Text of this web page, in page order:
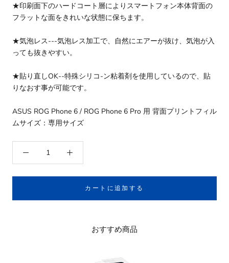
★印刷面下のハードコート層によりスマートフォン本体背面の
フラットな面をきれいな状態に保ちます。
★気泡レス---気泡レス加工で、自然にエアーが抜け、気泡が入
っても抜きやすい。
★貼り直しOK--特殊シリコ-ン粘着剤を使用しているので、貼
りなおす事が可能です。
ASUS ROG Phone 6 / ROG Phone 6 Pro 用 背面プリントフィル
ムサイズ：専用サイズ
カートに追加する
おすすめ商品